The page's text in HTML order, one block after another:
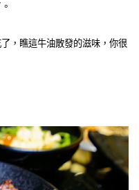
，瞧這牛油散發的滋味，你很